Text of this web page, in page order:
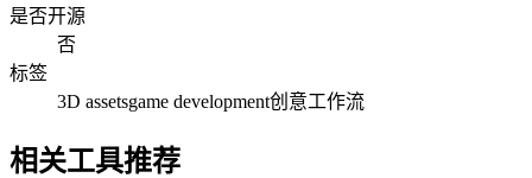
是否开源
否
标签
3D assetsgame development创意工作流
相关工具推荐